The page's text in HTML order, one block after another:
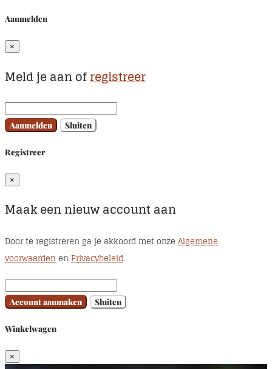
Aanmelden
×
Meld je aan ofregistreer
Aanmelden Sluiten
Registreer
×
Maak een nieuw account aan
Door te registreren ga je akkoord met onze Algemene
voorwaarden enPrivacybeleid.
Account aanmaken Sluiten
Winkelwagen
×